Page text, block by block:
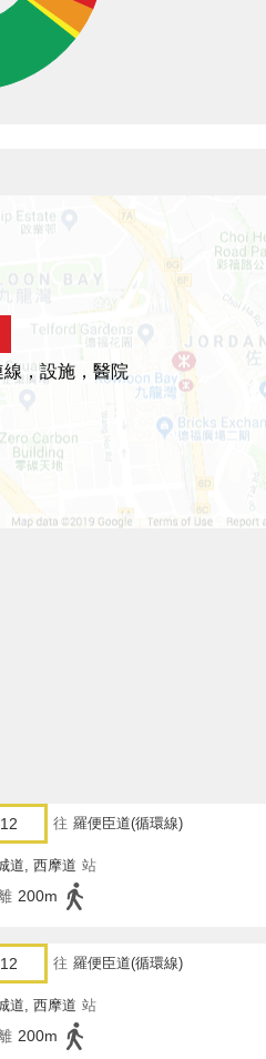
，設施，醫院
12 往 羅便臣道(循環線)
道, 西摩道 站
200m
12 往 羅便臣道(循環線)
道, 西摩道 站
200m